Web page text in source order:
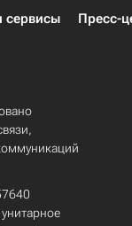
сервисы Пресс-